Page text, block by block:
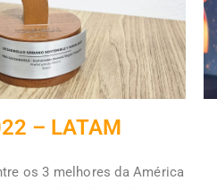
– LATAM
os 3 melhores da América